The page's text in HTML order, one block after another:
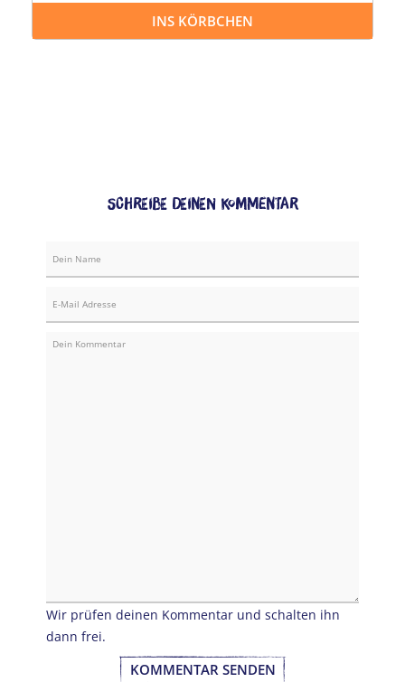
INS KÖRBCHEN
Schreibe Deinen Kommentar
Wir prüfen deinen Kommentar und schalten ihn
dann frei.
KOMMENTAR SENDEN